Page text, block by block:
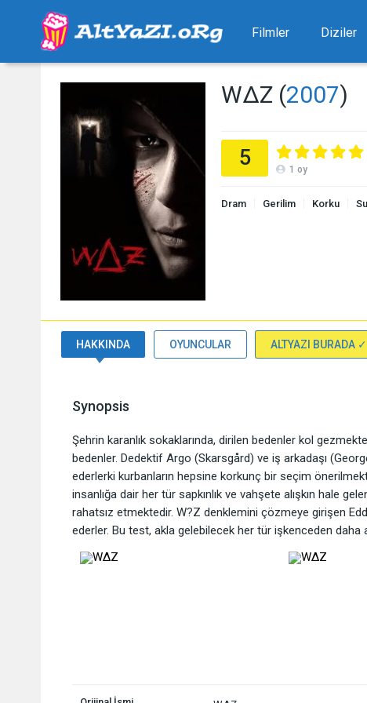
Filmler Diziler
WΔZ (2007)
5 1 oy
Dram Gerilim Korku
HAKKINDA OYUNCULAR ALTYAZI BURADA ✓
Synopsis
Şehrin karanlık sokaklarında, dirilen bedenler kol
bedenler. Dedektif Argo (Skarsgård) ve iş arkadaşı
ederlerki kurbanların hepsine korkunç bir seçim
insanlığa dair her tür sapkınlık ve vahşete alışkın hale
rahatsız etmektedir. W?Z denklemini çözmeye girişen
ederler. Bu test, akla gelebilecek her tür işkenceden daha